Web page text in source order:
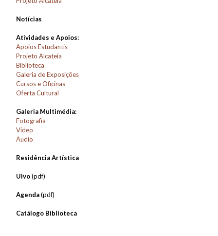
Notícias
Atividades e Apoios:
Apoios Estudantis
Projeto Alcateia
Biblioteca
Galeria de Exposições
Cursos e Oficinas
Oferta Cultural
Galeria Multimédia:
Fotografia
Vídeo
Áudio
Residência Artística
Uivo(pdf)
Agenda(pdf)
Catálogo Biblioteca